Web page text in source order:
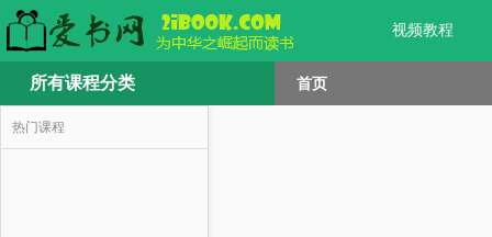
视频教程
所有课程分类 首页
热门课程